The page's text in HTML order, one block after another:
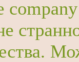
company